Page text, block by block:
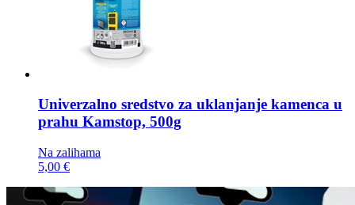
Univerzalno sredstvo za uklanjanje kamenca u
prahu Kamstop, 500g
Na zalihama
5,00 €